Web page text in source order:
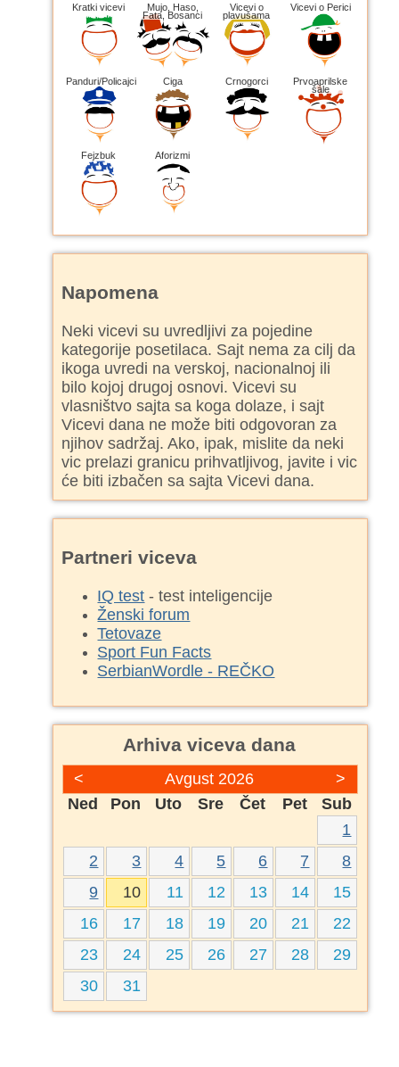
Kratki vicevi Mujo, Haso,
Fata, Bosanci
Vicevi o
plavušama
Vicevi o Perici
Panduri/Policajci Ciga Crnogorci Prvoaprilske
šale
Fejzbuk Aforizmi
Napomena
Neki vicevi su uvredljivi za pojedine
kategorije posetilaca. Sajt nema za cilj da
ikoga uvredi na verskoj, nacionalnoj ili
bilo kojoj drugoj osnovi. Vicevi su
vlasništvo sajta sa koga dolaze, i sajt
Vicevi dana ne može biti odgovoran za
njihov sadržaj. Ako, ipak, mislite da neki
vic prelazi granicu prihvatljivog, javite i vic
će biti izbačen sa sajta Vicevi dana.
Partneri viceva
IQ test - test inteligencije
Ženski forum
Tetovaze
Sport Fun Facts
SerbianWordle - REČKO
Arhiva viceva dana
< >
Avgust 2026
Ned
Pon Uto Sre Čet Pet
Sub
1
2
3 4 5 6 7
8
9
10 11 12 13 14
15
16
17 18 19 20 21
22
23
24 25 26 27 28
29
30
31